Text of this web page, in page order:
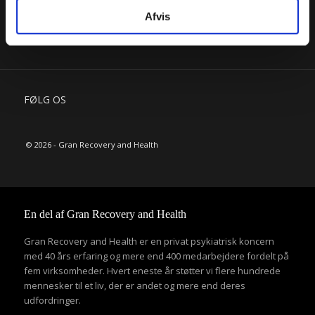
Afvis
Granhøjens historie – en del af noget større
FØLG OS
© 2026 - Gran Recovery and Health
En del af Gran Recovery and Health
Gran Recovery and Health er en privat psykiatrisk koncern
med 40 års erfaring og mere end 400 medarbejdere fordelt på
fem virksomheder. Hvert eneste år støtter vi flere hundrede
mennesker til et liv, der er andet og mere end deres
udfordringer.